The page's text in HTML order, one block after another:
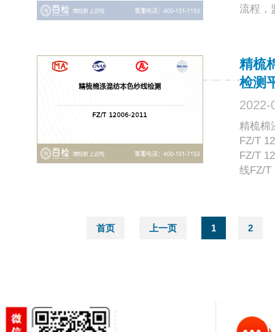
流程，
精梳
检测
2022-
精梳棉
FZ/T
FZ/T
线FZ/T
首页 上一页 1 2